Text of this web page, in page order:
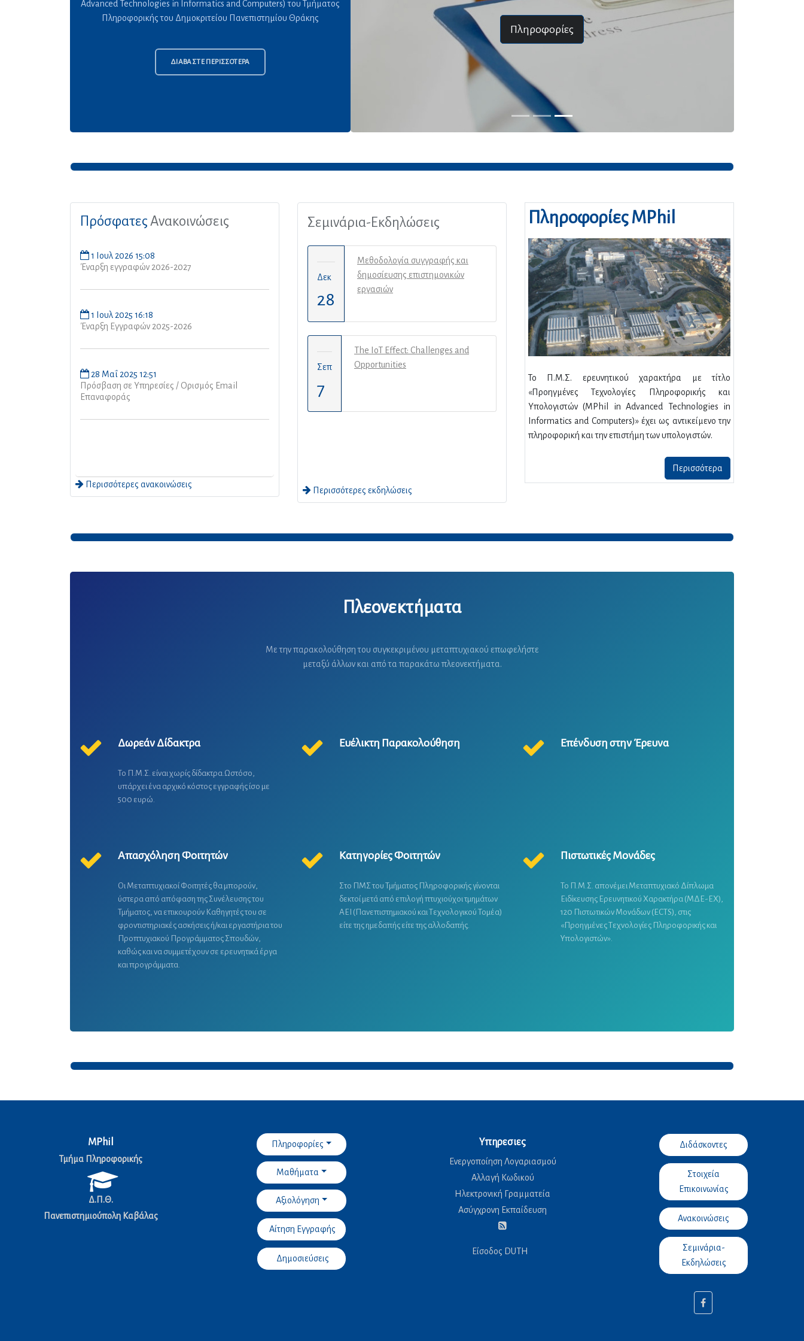
Advanced Technologies in Informatics and Computers) του Τμήματος
Πληροφορικής του Δημοκριτείου Πανεπιστημίου Θράκης
ΔΙΑΒΑΣΤΕ ΠΕΡΙΣΣΟΤΕΡΑ
Πληροφορίες
Πρόσφατες Ανακοινώσεις
1 Ιουλ 2026 15:08
Έναρξη εγγραφών 2026-2027
1 Ιουλ 2025 16:18
Έναρξη Εγγραφών 2025-2026
28 Μαΐ 2025 12:51
Πρόσβαση σε Υπηρεσίες / Ορισμός Email
Επαναφοράς
Περισσότερες ανακοινώσεις
Σεμινάρια-Εκδηλώσεις
Δεκ
28
Μεθοδολογία συγγραφής και
δημοσίευσης επιστημονικών
εργασιών
Σεπ
7
The IoT Effect: Challenges and
Opportunities
Περισσότερες εκδηλώσεις
Πληροφορίες MPhil
Το Π.Μ.Σ. ερευνητικού χαρακτήρα με τίτλο
«Προηγμένες Τεχνολογίες Πληροφορικής και
Υπολογιστών (MPhil in Advanced Technologies in
Informatics and Computers)» έχει ως αντικείμενο την
πληροφορική και την επιστήμη των υπολογιστών.
Περισσότερα
Πλεονεκτήματα
Με την παρακολούθηση του συγκεκριμένου μεταπτυχιακού επωφελήστε
μεταξύ άλλων και από τα παρακάτω πλεονεκτήματα.
Δωρεάν Δίδακτρα
Το Π.Μ.Σ. είναι χωρίς δίδακτρα.Ωστόσο,
υπάρχει ένα αρχικό κόστος εγγραφής ίσο με
500 ευρώ.
Ευέλικτη Παρακολούθηση Επένδυση στην Έρευνα
Απασχόληση Φοιτητών
Οι Μεταπτυχιακοί Φοιτητές θα μπορούν,
ύστερα από απόφαση της Συνέλευσης του
Τμήματος, να επικουρούν Καθηγητές του σε
φροντιστηριακές ασκήσεις ή/και εργαστήρια του
Προπτυχιακού Προγράμματος Σπουδών,
καθώς και να συμμετέχουν σε ερευνητικά έργα
και προγράμματα.
Κατηγορίες Φοιτητών
Στο ΠΜΣ του Τμήματος Πληροφορικής γίνονται
δεκτοί μετά από επιλογή πτυχιούχοι τμημάτων
ΑΕΙ (Πανεπιστημιακού και Τεχνολογικού Τομέα)
είτε της ημεδαπής είτε της αλλοδαπής.
Πιστωτικές Μονάδες
Το Π.Μ.Σ. απονέμει Μεταπτυχιακό Δίπλωμα
Ειδίκευσης Ερευνητικού Χαρακτήρα (ΜΔΕ-ΕΧ),
120 Πιστωτικών Μονάδων (ECTS), στις
«Προηγμένες Τεχνολογίες Πληροφορικής και
Υπολογιστών».
MPhil
Τμήμα Πληροφορικής
Δ.Π.Θ.
Πανεπιστημιούπολη Καβάλας
Πληροφορίες
Μαθήματα
Αξιολόγηση
Αίτηση Εγγραφής
Δημοσιεύσεις
Υπηρεσιες
Ενεργοποίηση Λογαριασμού
Αλλαγή Κωδικού
Ηλεκτρονική Γραμματεία
Ασύγχρονη Εκπαίδευση
Είσοδος DUTH
Διδάσκοντες
Στοιχεία
Επικοινωνίας
Ανακοινώσεις
Σεμινάρια-
Εκδηλώσεις